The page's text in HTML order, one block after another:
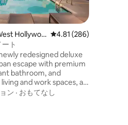
星の平均評価
Hollywoo レビュー286件、5つ
4.81 (286)
ト
redesigned deluxe
escape with premium
bathroom, and
and work spaces, all
for relaxation and
with Murchison-
ン · おもてなし